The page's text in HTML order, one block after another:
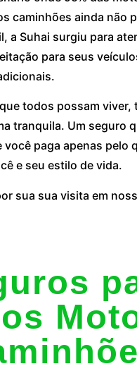
caminhões ainda não
a Suhai surgiu para
para seus
todos possam viver,
tranquila. Um seguro
você paga apenas pelo
e seu estilo de vida.
sua sua visita em